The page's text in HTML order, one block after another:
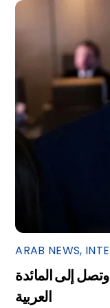
ARAB NEWS,
إلى المائدة
العربية